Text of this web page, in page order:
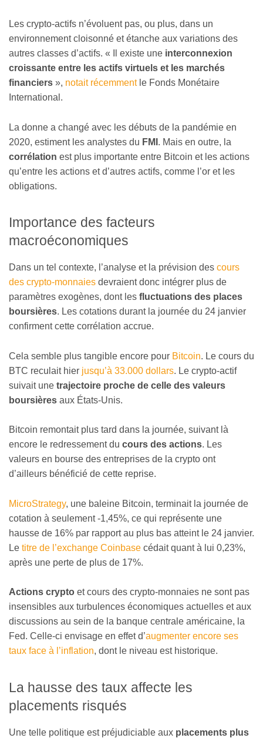
Les crypto-actifs n’évoluent pas, ou plus, dans un
environnement cloisonné et étanche aux variations des
autres classes d’actifs. « Il existe une interconnexion
croissante entre les actifs virtuels et les marchés
financiers », notait récemmentle Fonds Monétaire
International.
La donne a changé avec les débuts de la pandémie en
2020, estiment les analystes du FMI . Mais en outre, la
corrélation est plus importante entre Bitcoin et les actions
qu’entre les actions et d’autres actifs, comme l’or et les
obligations.
Importance des facteurs
macroéconomiques
Dans un tel contexte, l’analyse et la prévision des cours
des crypto-monnaies devraient donc intégrer plus de
paramètres exogènes, dont les fluctuations des places
boursières. Les cotations durant la journée du 24 janvier
confirment cette corrélation accrue.
Cela semble plus tangible encore pour Bitcoin. Le cours du
BTC reculait hier jusqu’à 33.000 dollars. Le crypto-actif
suivait une trajectoire proche de celle des valeurs
boursières aux États-Unis.
Bitcoin remontait plus tard dans la journée, suivant là
encore le redressement du cours des actions. Les
valeurs en bourse des entreprises de la crypto ont
d’ailleurs bénéficié de cette reprise.
MicroStrategy, une baleine Bitcoin, terminait la journée de
cotation à seulement -1,45%, ce qui représente une
hausse de 16% par rapport au plus bas atteint le 24 janvier.
Le titre de l’exchange Coinbase cédait quant à lui 0,23%,
après une perte de plus de 17%.
Actions crypto et cours des crypto-monnaies ne sont pas
insensibles aux turbulences économiques actuelles et aux
discussions au sein de la banque centrale américaine, la
Fed. Celle-ci envisage en effet d’augmenter encore ses
taux face à l’inflation, dont le niveau est historique.
La hausse des taux affecte les
placements risqués
Une telle politique est préjudiciable aux placements plus